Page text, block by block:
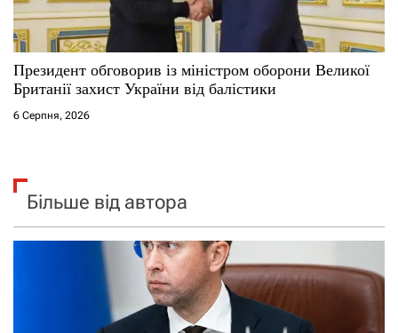
Президент обговорив із міністром оборони Великої
Британії захист України від балістики
6 Серпня, 2026
Більше від автора